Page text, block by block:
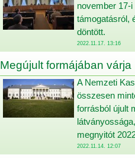
november 17-
támogatásról,
döntött.
2022.11.17. 13:16
Megújult formájában
A Nemzeti
összesen
forrásból újult
megnyitót
2022.11.14. 12:07